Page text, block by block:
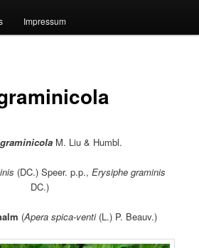
Impressum
M. Liu & Humbl.
(DC.) Speer. p.p., Erysiphe graminis
DC.)
(Apera spica-venti(L.) P. Beauv.)